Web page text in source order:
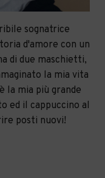
sognatrice
d'amore con un
di due maschietti,
la mia vita
la mia più grande
ed il cappuccino al
posti nuovi!